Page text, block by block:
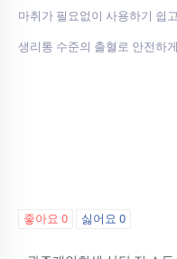
마취가 필요없이 사용하기 쉽
생리통 수준의 출혈로 안전하
좋아요 0 싫어요 0